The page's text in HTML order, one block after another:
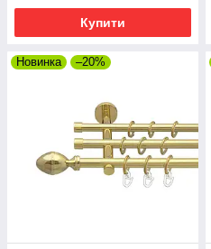
Купити
Новинка –20%